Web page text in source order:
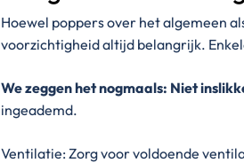
Hoewel poppers over het algemeen
voorzichtigheid altijd belangrijk.
We zeggen het nogmaals: Niet
ingeademd.
Ventilatie: Zorg voor voldoende